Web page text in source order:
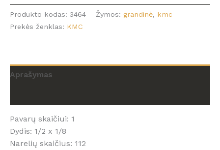
Grandinė
KMC
S1
1
pavaros,
Produkto kodas: 3464 Žymos: grandinė, kmc
Prekės ženklas: KMC
Aprašymas
Pavarų skaičiui: 1
Dydis: 1/2 x 1/8
Narelių skaičius: 112